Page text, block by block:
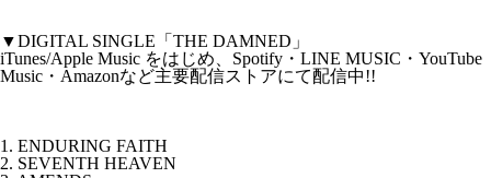
▼DIGITAL SINGLE「THE DAMNED」
iTunes/Apple Music をはじめ、Spotify・LINE MUSIC・YouTube
Music・Amazonなど主要配信ストアにて配信中!!
1. ENDURING FAITH
2. SEVENTH HEAVEN